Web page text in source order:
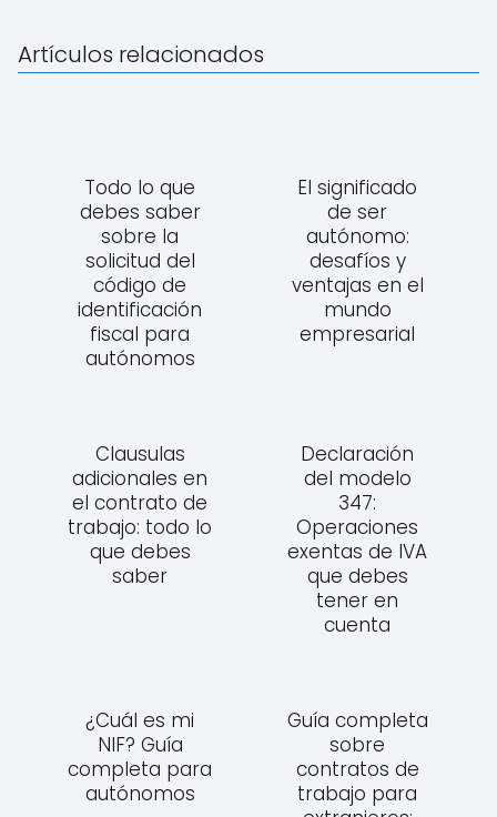
Artículos relacionados
Todo lo que
debes saber
sobre la
solicitud del
código de
identificación
fiscal para
autónomos
El significado
de ser
autónomo:
desafíos y
ventajas en el
mundo
empresarial
Clausulas
adicionales en
el contrato de
trabajo: todo lo
que debes
saber
Declaración
del modelo
347:
Operaciones
exentas de IVA
que debes
tener en
cuenta
¿Cuál es mi
NIF? Guía
completa para
autónomos
Guía completa
sobre
contratos de
trabajo para